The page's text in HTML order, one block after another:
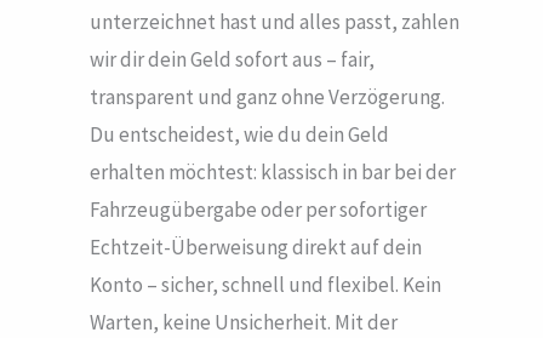
unterzeichnet hast und alles passt, zahlen
wir dir dein Geld sofort aus – fair,
transparent und ganz ohne Verzögerung.
Du entscheidest, wie du dein Geld
erhalten möchtest: klassisch in bar bei der
Fahrzeugübergabe oder per sofortiger
Echtzeit-Überweisung direkt auf dein
Konto – sicher, schnell und flexibel. Kein
Warten, keine Unsicherheit. Mit der